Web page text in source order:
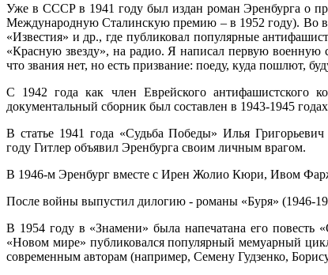
Уже в СССР в 1941 году был издан роман Эренбурга о
Международную Сталинскую премию – в 1952 году). Во
«Известия» и др., где публиковал популярные
«Красную звезду», на радио. Я написал первую военную
что звания нет, но есть призвание: поеду, куда пошлют,
С 1942 года как член Еврейского антифашистского
документальный сборник был составлен в 1943-1945
В статье 1941 года «Судьба Победы» Илья
году Гитлер объявил Эренбурга своим личным врагом.
В 1946-м Эренбург вместе с Ирен Жолио Кюри, Ивом
После войны выпустил дилогию - романы «Буря» (1946-
В 1954 году в «Знамени» была напечатана его повесть
«Новом мире» публиковался популярный мемуарный
современным авторам (например, Семену Гудзенко,